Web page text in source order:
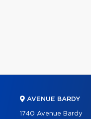
AVENUE BARDY
1740 Avenue Bardy